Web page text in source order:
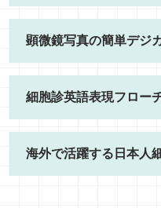
顕微鏡写真の簡単デジ
細胞診英語表現フロー
海外で活躍する日本人